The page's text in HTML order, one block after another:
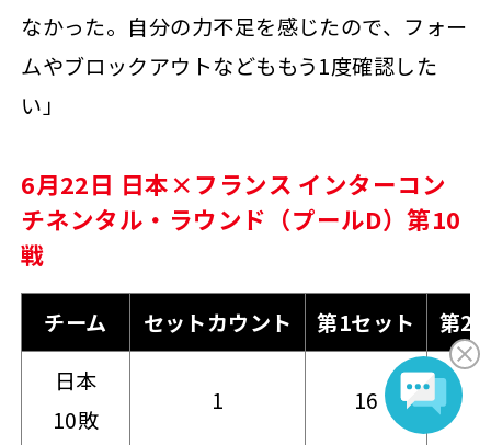
なかった。自分の力不足を感じたので、フォー
ムやブロックアウトなどももう1度確認した
い」
6月22日 日本×フランス インターコン
チネンタル・ラウンド（プールD）第10
戦
チーム セットカウント 第1セット
第2
日本
10敗
1 16